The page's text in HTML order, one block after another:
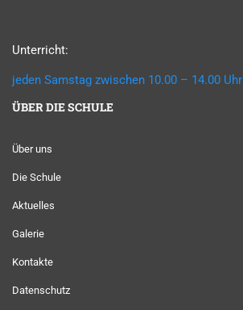
Unterricht:
jeden Samstag zwischen 10.00 – 14.00 Uhr
ÜBER DIE SCHULE
Über uns
Die Schule
Aktuelles
Galerie
Kontakte
Datenschutz